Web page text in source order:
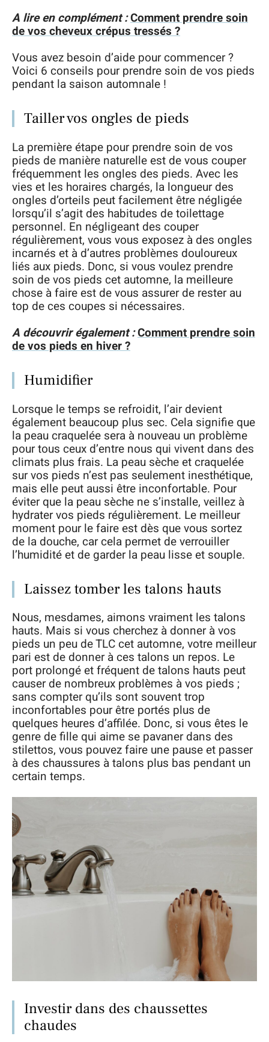
A lire en complément :Comment prendre soin
de vos cheveux crépus tressés ?
Vous avez besoin d’aide pour commencer ?
Voici 6 conseils pour prendre soin de vos pieds
pendant la saison automnale !
Tailler vos ongles de pieds
La première étape pour prendre soin de vos
pieds de manière naturelle est de vous couper
fréquemment les ongles des pieds. Avec les
vies et les horaires chargés, la longueur des
ongles d’orteils peut facilement être négligée
lorsqu’il s’agit des habitudes de toilettage
personnel. En négligeant des couper
régulièrement, vous vous exposez à des ongles
incarnés et à d’autres problèmes douloureux
liés aux pieds. Donc, si vous voulez prendre
soin de vos pieds cet automne, la meilleure
chose à faire est de vous assurer de rester au
top de ces coupes si nécessaires.
A découvrir également :Comment prendre soin
de vos pieds en hiver ?
Humidifier
Lorsque le temps se refroidit, l’air devient
également beaucoup plus sec. Cela signifie que
la peau craquelée sera à nouveau un problème
pour tous ceux d’entre nous qui vivent dans des
climats plus frais. La peau sèche et craquelée
sur vos pieds n’est pas seulement inesthétique,
mais elle peut aussi être inconfortable. Pour
éviter que la peau sèche ne s’installe, veillez à
hydrater vos pieds régulièrement. Le meilleur
moment pour le faire est dès que vous sortez
de la douche, car cela permet de verrouiller
l’humidité et de garder la peau lisse et souple.
Laissez tomber les talons hauts
Nous, mesdames, aimons vraiment les talons
hauts. Mais si vous cherchez à donner à vos
pieds un peu de TLC cet automne, votre meilleur
pari est de donner à ces talons un repos. Le
port prolongé et fréquent de talons hauts peut
causer de nombreux problèmes à vos pieds ;
sans compter qu’ils sont souvent trop
inconfortables pour être portés plus de
quelques heures d’affilée. Donc, si vous êtes le
genre de fille qui aime se pavaner dans des
stilettos, vous pouvez faire une pause et passer
à des chaussures à talons plus bas pendant un
certain temps.
Investir dans des chaussettes
chaudes